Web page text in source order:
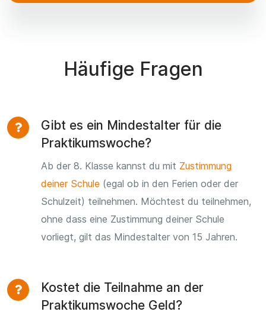
Häufige Fragen
Gibt es ein Mindestalter für die
Praktikumswoche?
Ab der 8. Klasse kannst du mit Zustimmung
deiner Schule (egal ob in den Ferien oder der
Schulzeit) teilnehmen. Möchtest du teilnehmen,
ohne dass eine Zustimmung deiner Schule
vorliegt, gilt das Mindestalter von 15 Jahren.
Kostet die Teilnahme an der
Praktikumswoche Geld?